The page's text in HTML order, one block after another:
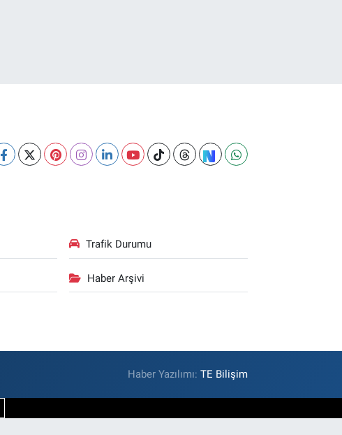
Trafik Durumu
Haber Arşivi
Haber Yazılımı:TE Bilişim